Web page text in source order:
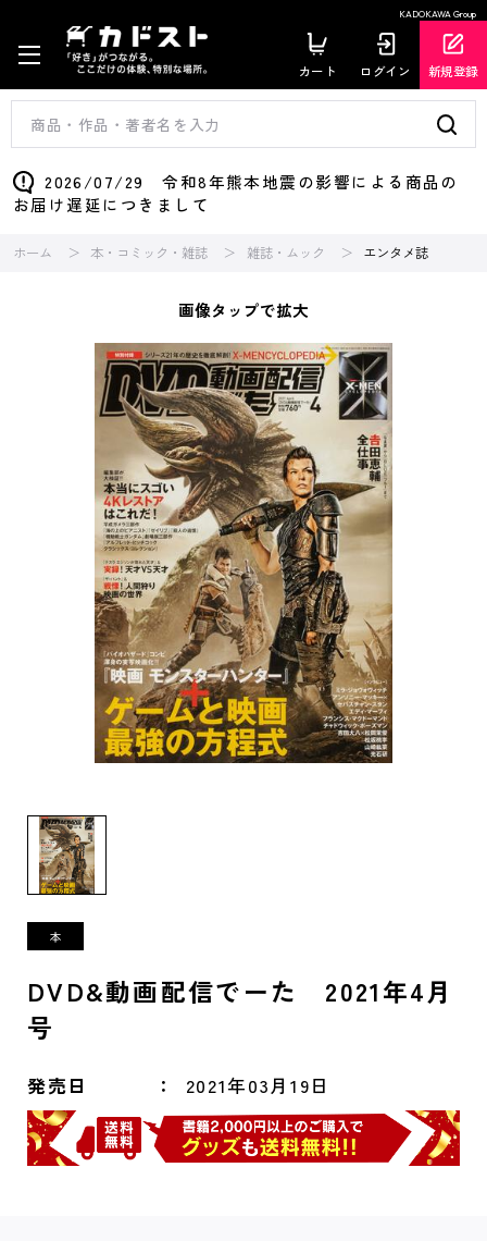
KADOKAWA Group
カート ログイン 新規登録
2026/07/29 令和8年熊本地震の影響による商品の
お届け遅延につきまして
ホーム 本・コミック・雑誌 雑誌・ムック エンタメ誌
画像タップで拡大
DVD&動画配信でーた 2021年4月
号
発売日 2021年03月19日